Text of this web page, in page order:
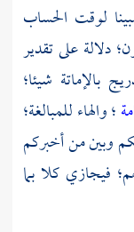
لوقت الحساب
دلالة على تقدير
بالإماتة شيئا؛
؛ والهاء للمبالغة؛
وبين من أخبركم
فيجازي كلا بما